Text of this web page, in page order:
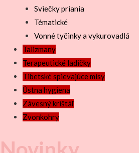
Sviečky priania
Tématické
Vonné tyčinky a vykurovadlá
Talizmany
Terapeutické ladičky
Tibetské spievajúce misy
Ústna hygiena
Závesný krištáľ
Zvonkohry